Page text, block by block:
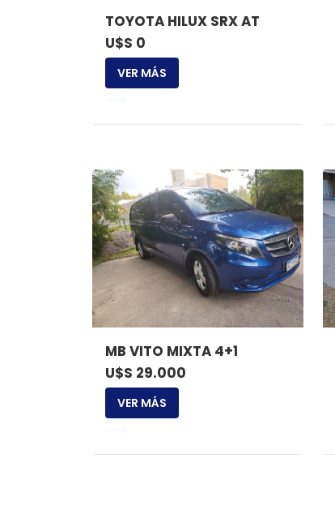
TOYOTA HILUX SRX AT
U$S 0
VER MÁS
MB VITO MIXTA 4+1
U$S 29.000
VER MÁS